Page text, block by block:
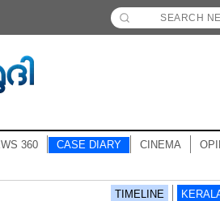
360 CASE DIARY CINEMA
TIMELINE